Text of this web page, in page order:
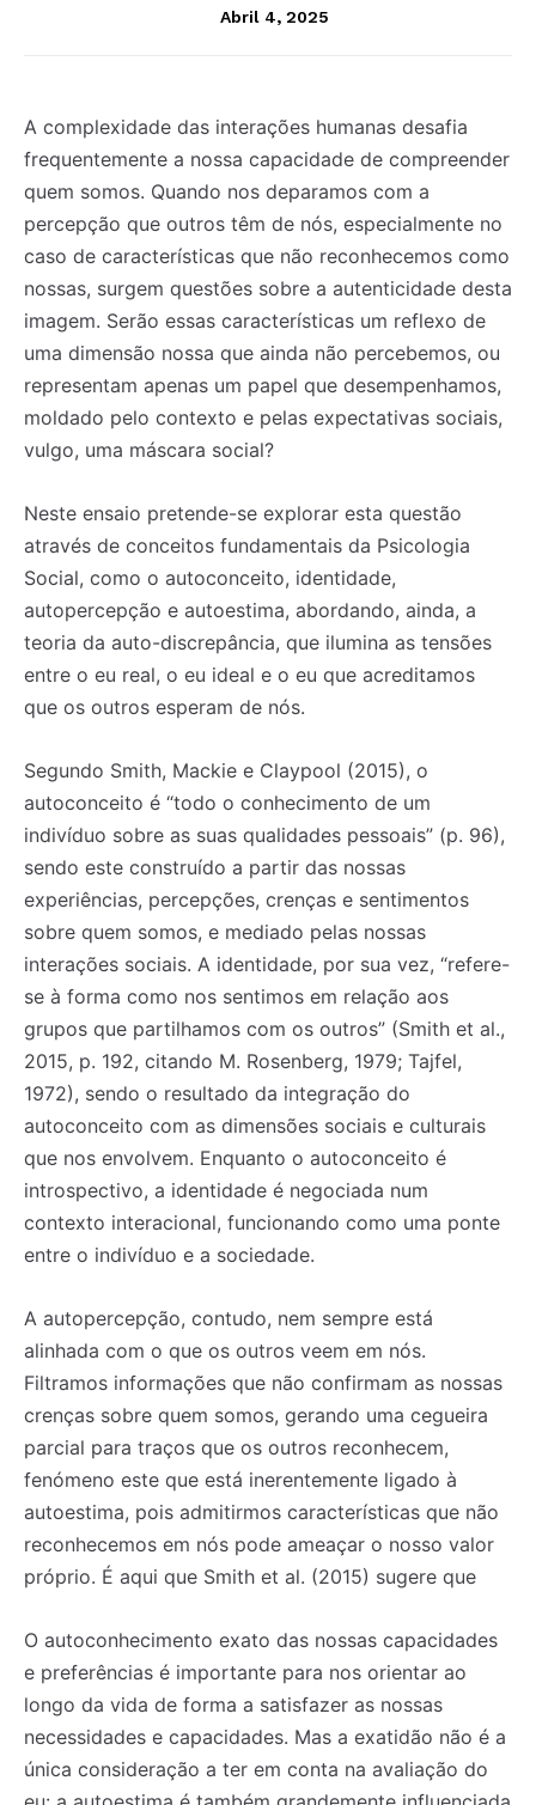
Abril 4, 2025
A complexidade das interações humanas desafia
frequentemente a nossa capacidade de compreender
quem somos. Quando nos deparamos com a
percepção que outros têm de nós, especialmente no
caso de características que não reconhecemos como
nossas, surgem questões sobre a autenticidade desta
imagem. Serão essas características um reflexo de
uma dimensão nossa que ainda não percebemos, ou
representam apenas um papel que desempenhamos,
moldado pelo contexto e pelas expectativas sociais,
vulgo, uma máscara social?
Neste ensaio pretende-se explorar esta questão
através de conceitos fundamentais da Psicologia
Social, como o autoconceito, identidade,
autopercepção e autoestima, abordando, ainda, a
teoria da auto-discrepância, que ilumina as tensões
entre o eu real, o eu ideal e o eu que acreditamos
que os outros esperam de nós.
Segundo Smith, Mackie e Claypool (2015), o
autoconceito é “todo o conhecimento de um
indivíduo sobre as suas qualidades pessoais” (p. 96),
sendo este construído a partir das nossas
experiências, percepções, crenças e sentimentos
sobre quem somos, e mediado pelas nossas
interações sociais. A identidade, por sua vez, “refere-
se à forma como nos sentimos em relação aos
grupos que partilhamos com os outros” (Smith et al.,
2015, p. 192, citando M. Rosenberg, 1979; Tajfel,
1972), sendo o resultado da integração do
autoconceito com as dimensões sociais e culturais
que nos envolvem. Enquanto o autoconceito é
introspectivo, a identidade é negociada num
contexto interacional, funcionando como uma ponte
entre o indivíduo e a sociedade.
A autopercepção, contudo, nem sempre está
alinhada com o que os outros veem em nós.
Filtramos informações que não confirmam as nossas
crenças sobre quem somos, gerando uma cegueira
parcial para traços que os outros reconhecem,
fenómeno este que está inerentemente ligado à
autoestima, pois admitirmos características que não
reconhecemos em nós pode ameaçar o nosso valor
próprio. É aqui que Smith et al. (2015) sugere que
O autoconhecimento exato das nossas capacidades
e preferências é importante para nos orientar ao
longo da vida de forma a satisfazer as nossas
necessidades e capacidades. Mas a exatidão não é a
única consideração a ter em conta na avaliação do